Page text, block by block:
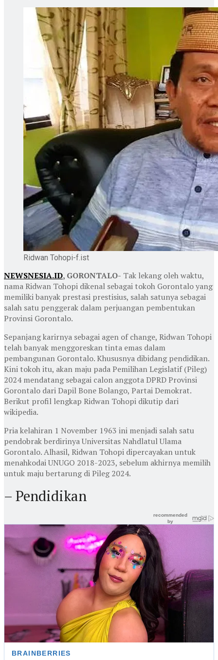
Ridwan Tohopi-f.ist
NEWSNESIA.ID, GORONTALO- Tak lekang oleh waktu,
nama Ridwan Tohopi dikenal sebagai tokoh Gorontalo yang
memiliki banyak prestasi prestisius, salah satunya sebagai
salah satu penggerak dalam perjuangan pembentukan
Provinsi Gorontalo.
Sepanjang karirnya sebagai agen of change, Ridwan Tohopi
telah banyak menggoreskan tinta emas dalam
pembangunan Gorontalo. Khususnya dibidang pendidikan.
Kini tokoh itu, akan maju pada Pemilihan Legislatif (Pileg)
2024 mendatang sebagai calon anggota DPRD Provinsi
Gorontalo dari Dapil Bone Bolango, Partai Demokrat.
Berikut profil lengkap Ridwan Tohopi dikutip dari
wikipedia.
Pria kelahiran 1 November 1963 ini menjadi salah satu
pendobrak berdirinya Universitas Nahdlatul Ulama
Gorontalo. Alhasil, Ridwan Tohopi dipercayakan untuk
menahkodai UNUGO 2018-2023, sebelum akhirnya memilih
untuk maju bertarung di Pileg 2024.
– Pendidikan